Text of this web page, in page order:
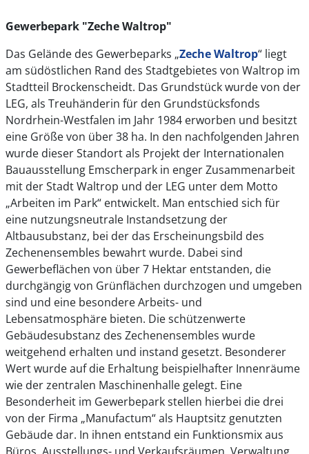
Gewerbepark "Zeche Waltrop"
Das Gelände des Gewerbeparks „Zeche Waltrop“ liegt
am südöstlichen Rand des Stadtgebietes von Waltrop im
Stadtteil Brockenscheidt. Das Grundstück wurde von der
LEG, als Treuhänderin für den Grundstücksfonds
Nordrhein-Westfalen im Jahr 1984 erworben und besitzt
eine Größe von über 38 ha. In den nachfolgenden Jahren
wurde dieser Standort als Projekt der Internationalen
Bauausstellung Emscherpark in enger Zusammenarbeit
mit der Stadt Waltrop und der LEG unter dem Motto
„Arbeiten im Park“ entwickelt. Man entschied sich für
eine nutzungsneutrale Instandsetzung der
Altbausubstanz, bei der das Erscheinungsbild des
Zechenensembles bewahrt wurde. Dabei sind
Gewerbeflächen von über 7 Hektar entstanden, die
durchgängig von Grünflächen durchzogen und umgeben
sind und eine besondere Arbeits- und
Lebensatmosphäre bieten. Die schützenwerte
Gebäudesubstanz des Zechenensembles wurde
weitgehend erhalten und instand gesetzt. Besonderer
Wert wurde auf die Erhaltung beispielhafter Innenräume
wie der zentralen Maschinenhalle gelegt. Eine
Besonderheit im Gewerbepark stellen hierbei die drei
von der Firma „Manufactum“ als Hauptsitz genutzten
Gebäude dar. In ihnen entstand ein Funktionsmix aus